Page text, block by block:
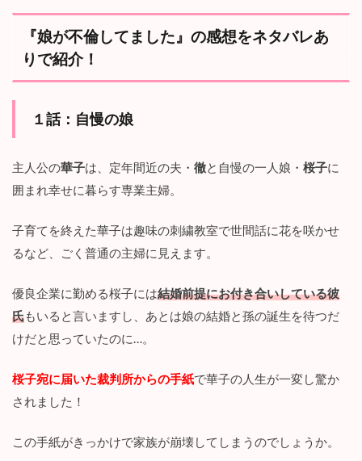
『娘が不倫してました』の感想をネタバレあ
りで紹介！
１話： 自慢の娘
主人公の華子は、定年間近の夫・ 徹と自慢の一人娘・ 桜子に
囲まれ幸せに暮らす専業主婦。
子育てを終えた華子は趣味の刺繍教室で世間話に花を咲かせ
るなど、ごく普通の主婦に見えます。
優良企業に勤める桜子には結婚前提にお付き合いしている彼
氏もいると言いますし、あとは娘の結婚と孫の誕生を待つだ
けだと思っていたのに…。
桜子宛に届いた裁判所からの手紙で華子の人生が一変し驚か
されました！
この手紙がきっかけで家族が崩壊してしまうのでしょうか。